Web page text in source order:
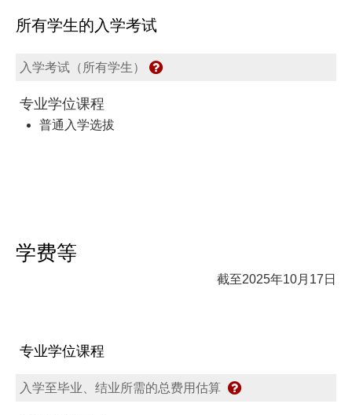
所有学生的入学考试
入学考试（所有学生）
专业学位课程
普通入学选拔
学费等
截至2025年10月17日
专业学位课程
入学至毕业、结业所需的总费用估算